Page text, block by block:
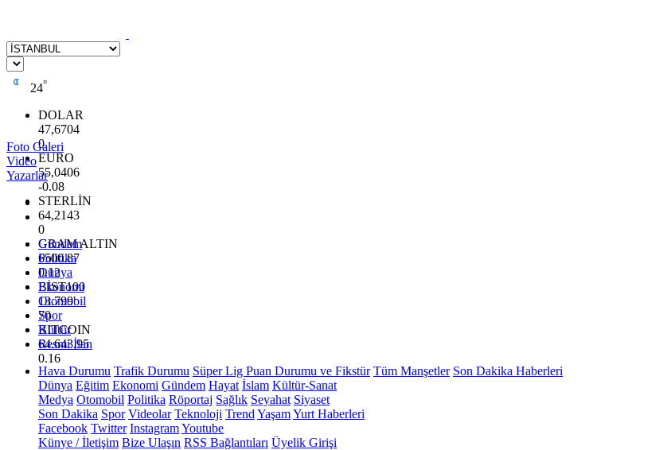
24°
DOLAR
47,6704
0
EURO
55,0406
-0.08
STERLİN
64,2143
0
GRAM ALTIN
6500.87
0.12
BİST100
13.799
70
BITCOIN
64.643,95
0.16
Foto Galeri
Video
Yazarlar
Gündem
Politika
Dünya
Ekonomi
Otomobil
Spor
Kültür
Resmi İlan
Hava Durumu Trafik Durumu Süper Lig Puan Durumu ve Fikstür Tüm Manşetler Son Dakika Haberleri
Dünya Eğitim Ekonomi Gündem Hayat İslam Kültür-Sanat
Medya Otomobil Politika Röportaj Sağlık Seyahat Siyaset
Son Dakika Spor Videolar Teknoloji Trend YaşamYurt Haberleri
Facebook Twitter InstagramYoutube
Künye / İletişim Bize Ulaşın RSS Bağlantıları Üyelik Girişi